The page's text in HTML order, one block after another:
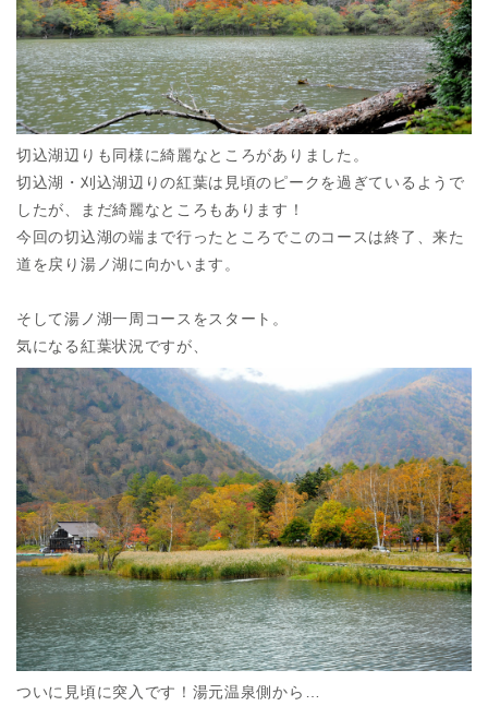
切込湖辺りも同様に綺麗なところがありました。
切込湖・刈込湖辺りの紅葉は見頃のピークを過ぎているようで
したが、まだ綺麗なところもあります！
今回の切込湖の端まで行ったところでこのコースは終了、来た
道を戻り湯ノ湖に向かいます。
そして湯ノ湖一周コースをスタート。
気になる紅葉状況ですが、
ついに見頃に突入です！湯元温泉側から…